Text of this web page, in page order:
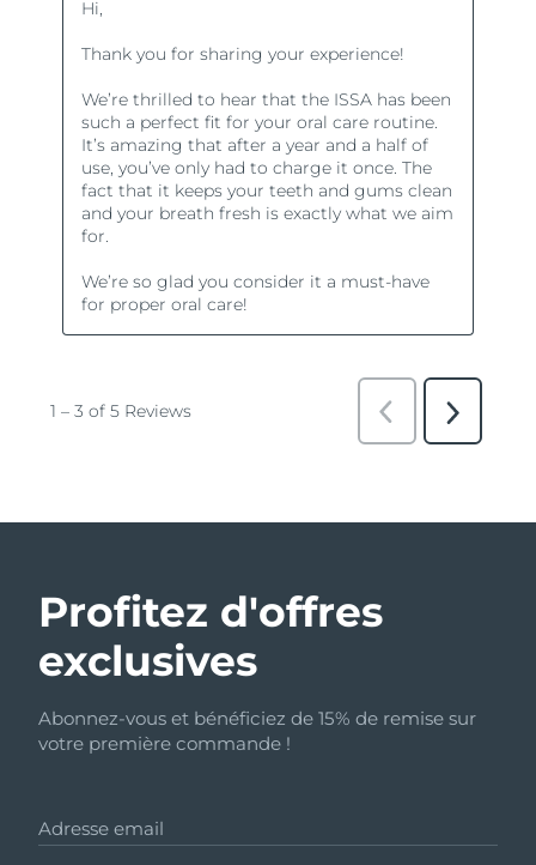
Profitez d'offres
exclusives
Abonnez-vous et bénéficiez de 15% de remise sur
votre première commande !
Adresse email